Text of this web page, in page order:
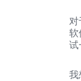
对
软
试
我